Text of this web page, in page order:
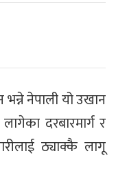
नेपाली यो उखान
दरबारमार्ग र
ठ्याक्कै लागू